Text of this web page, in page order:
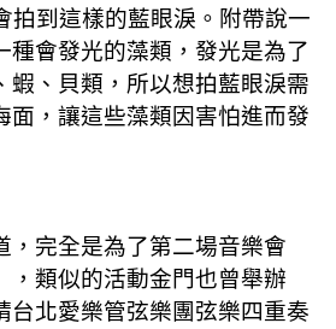
拍到這樣的藍眼淚。附帶說一
種會發光的藻類，發光是為了
蝦、貝類，所以想拍藍眼淚需
面，讓這些藻類因害怕進而發
，完全是為了第二場音樂會
，類似的活動金門也曾舉辦
台北愛樂管弦樂團弦樂四重奏